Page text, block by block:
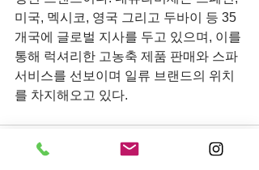
미국, 멕시코, 영국 그리고 두바이 등 35
개국에 글로벌 지사를 두고 있으며, 이를
통해 럭셔리한 고농축 제품 판매와 스파
서비스를 선보이며 일류 브랜드의 위치
를 차지해오고 있다.